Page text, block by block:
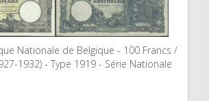
Nationale de Belgique - 100 Francs /
1932) - Type 1919 - Série Nationale